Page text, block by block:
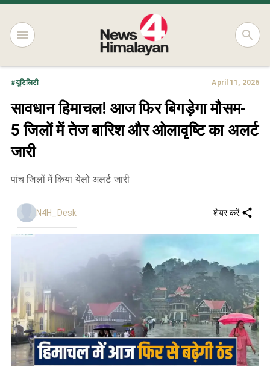
#यूटिलिटी April 11, 2026
सावधान हिमाचल! आज फिर बिगड़ेगा मौसम-
5 जिलों में तेज बारिश और ओलावृष्टि का अलर्ट
जारी
पांच जिलों में किया येलो अलर्ट जारी
N4H_Desk शेयर करें: